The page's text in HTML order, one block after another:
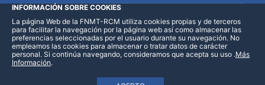
LinkedInFacebookWhatsApp
INFORMACIÓN SOBRE COOKIES
La página Web de la FNMT-RCM utiliza cookies propias y de terceros
para facilitar la navegación por la página web así como almacenar las
preferencias seleccionadas por el usuario durante su navegación. No
empleamos las cookies para almacenar o tratar datos de carácter
personal. Si continúa navegando, consideramos que acepta su uso .Más
Información.